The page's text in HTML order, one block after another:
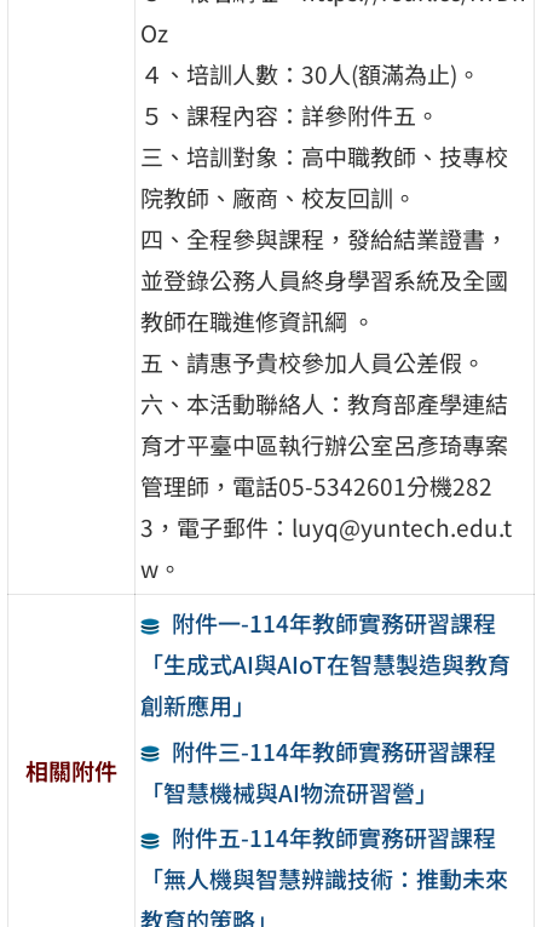
Oz
４、培訓人數：30人(額滿為止)。
５、課程內容：詳參附件五。
三、培訓對象：高中職教師、技專校
院教師、廠商、校友回訓。
四、全程參與課程，發給結業證書，
並登錄公務人員終身學習系統及全國
教師在職進修資訊綱 。
五、請惠予貴校參加人員公差假。
六、本活動聯絡人：教育部產學連結
育才平臺中區執行辦公室呂彥琦專案
管理師，電話05-5342601分機282
3，電子郵件：luyq@yuntech.edu.t
w。
相關附件
附件一-114年教師實務研習課程
「生成式AI與AIoT在智慧製造與教育
創新應用」
附件三-114年教師實務研習課程
「智慧機械與AI物流研習營」
附件五-114年教師實務研習課程
「無人機與智慧辨識技術：推動未來
教育的策略」